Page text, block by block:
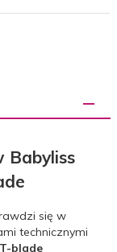
Babyliss
się w
technicznymi
blade